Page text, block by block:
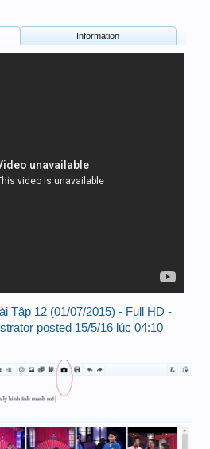
Information
Tập 12 (01/07/2015) - Full HD -
posted 15/5/16 lúc 04:10